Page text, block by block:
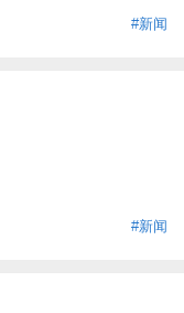
#新闻
#新闻